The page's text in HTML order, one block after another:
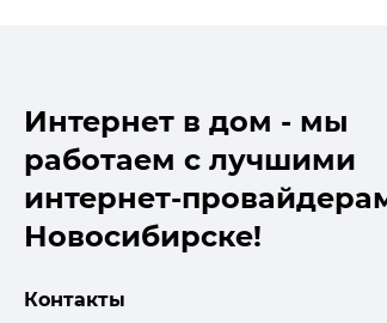
Интернет в дом - мы
работаем с лучшими
интернет-
Новосибирске!
Контакты